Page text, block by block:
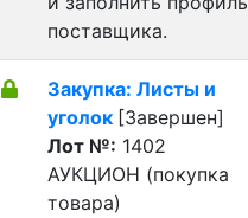
поставщика.
Закупка: Листы и
уголок [Завершен]
Лот №: 1402
АУКЦИОН (покупка
товара)